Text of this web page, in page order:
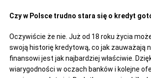
Czy w Polsce trudno stara się o kredyt
Oczywiście że nie. Już od 18 roku życia
swoją historię kredytową, co jak zauważają
finansowi jest jak najbardziej właściwie.
wiarygodności w oczach banków i kolejne